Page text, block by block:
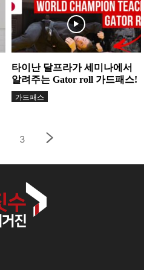
타이난 달프라가 세미나에서
알려주는 Gator roll 가드패스!
가드패스
3